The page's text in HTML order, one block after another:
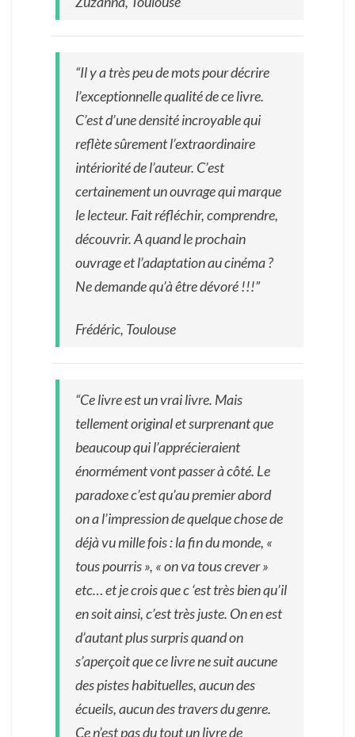
“Il y a très peu de mots pour décrire
l’exceptionnelle qualité de ce livre.
C’est d’une densité incroyable qui
reflète sûrement l’extraordinaire
intériorité de l’auteur. C’est
certainement un ouvrage qui marque
le lecteur. Fait réfléchir, comprendre,
découvrir. A quand le prochain
ouvrage et l’adaptation au cinéma ?
Ne demande qu’à être dévoré !!!”
Frédéric, Toulouse
“Ce livre est un vrai livre. Mais
tellement original et surprenant que
beaucoup qui l’apprécieraient
énormément vont passer à côté. Le
paradoxe c’est qu’au premier abord
on a l’impression de quelque chose de
déjà vu mille fois : la fin du monde, «
tous pourris », « on va tous crever »
etc… et je crois que c ‘est très bien qu’il
en soit ainsi, c’est très juste. On en est
d’autant plus surpris quand on
s’aperçoit que ce livre ne suit aucune
des pistes habituelles, aucun des
écueils, aucun des travers du genre.
Ce n’est pas du tout un livre de